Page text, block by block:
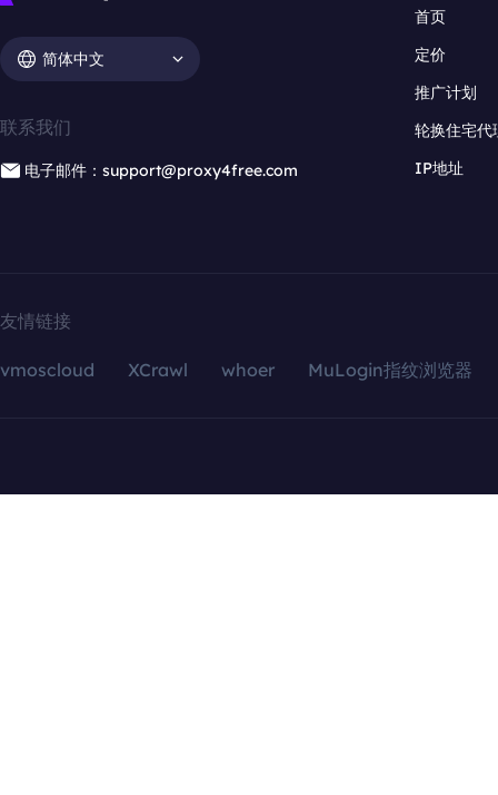
简体中文
联系我们
电子邮件：support@proxy4free.com
首页
定价
推广计划
轮换住宅代
IP地址
友情链接
vmoscloud XCrawl whoer MuLogin指纹浏览器